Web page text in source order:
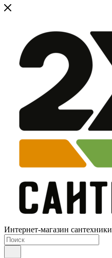
Интернет-магазин сантехники